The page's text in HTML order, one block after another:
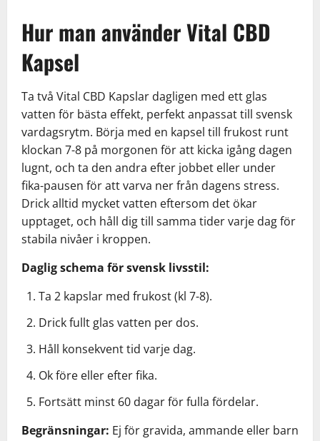
Hur man använder Vital CBD
Kapsel
Ta två Vital CBD Kapslar dagligen med ett glas
vatten för bästa effekt, perfekt anpassat till svensk
vardagsrytm. Börja med en kapsel till frukost runt
klockan 7-8 på morgonen för att kicka igång dagen
lugnt, och ta den andra efter jobbet eller under
fika-pausen för att varva ner från dagens stress.
Drick alltid mycket vatten eftersom det ökar
upptaget, och håll dig till samma tider varje dag för
stabila nivåer i kroppen.
Daglig schema för svensk livsstil:
Ta 2 kapslar med frukost (kl 7-8).
Drick fullt glas vatten per dos.
Håll konsekvent tid varje dag.
Ok före eller efter fika.
Fortsätt minst 60 dagar för fulla fördelar.
Begränsningar: Ej för gravida, ammande eller barn